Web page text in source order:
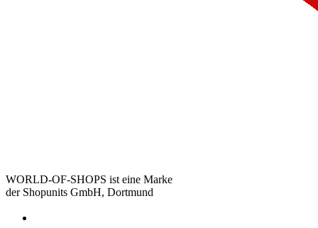
WORLD-OF-SHOPS ist eine Marke
der Shopunits GmbH, Dortmund